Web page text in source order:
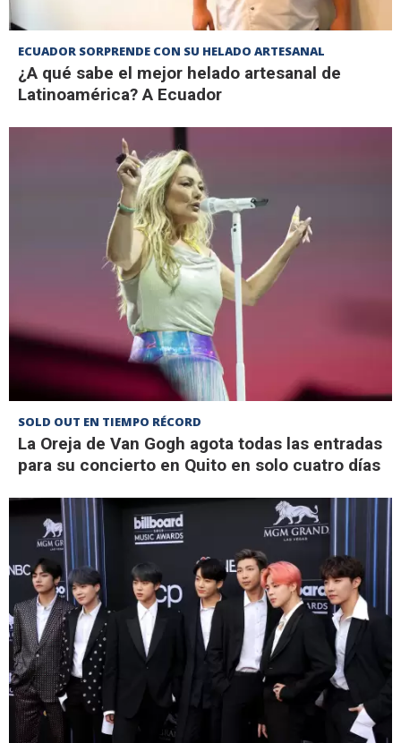
ECUADOR SORPRENDE CON SU HELADO ARTESANAL
¿A qué sabe el mejor helado artesanal de
Latinoamérica? A Ecuador
SOLD OUT EN TIEMPO RÉCORD
La Oreja de Van Gogh agota todas las entradas
para su concierto en Quito en solo cuatro días